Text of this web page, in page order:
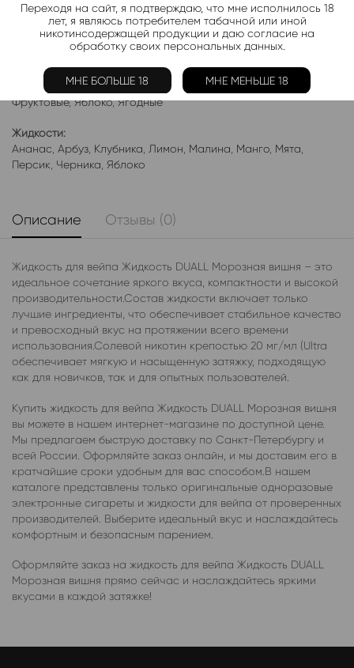
Добавить в избранное
Категории:
Жидкость DUAL SALT EXTRA
Электронки:
Ананас,Арбуз,Бабл-Гам,Банан,Виноград,Вишня,Гранат
Клубника ,Лимон, Манго , Мороженое,Мята,Персик
Фруктовые,Яблоко,Ягодные
Жидкости:
Ананас Арбуз Клубника Лимон Малина Манго Мята
Персик Черника Яблоко
Описание Отзывы (0)
Жидкость для вейпа Жидкость DUALL Морозная вишня – это
идеальное сочетание яркого вкуса, компактности и высокой
производительности.Состав жидкости включает только
лучшие ингредиенты, что обеспечивает стабильное качество
и превосходный вкус на протяжении всего времени
использования.Солевой никотин крепостью 20 мг/мл (Ultra
обеспечивает мягкую и насыщенную затяжку, подходящую
как для новичков, так и для опытных пользователей.
Купить жидкость для вейпа Жидкость DUALL Морозная вишня
вы можете в нашем интернет-магазине по доступной цене.
Мы предлагаем быструю доставку по Санкт-Петербургу и
всей России. Оформляйте заказ онлайн, и мы доставим его в
кратчайшие сроки удобным для вас способом.В нашем
каталоге представлены только оригинальные одноразовые
электронные сигареты и жидкости для вейпа от проверенных
производителей. Выберите идеальный вкус и наслаждайтесь
комфортным и безопасным парением.
Оформляйте заказ на жидкость для вейпа Жидкость DUALL
Морозная вишня прямо сейчас и наслаждайтесь яркими
вкусами в каждой затяжке!
Переходя на сайт, я подтверждаю, что мне исполнилось 18
лет, я являюсь потребителем табачной или иной
никотинсодержащей продукции и даю согласие на
обработку своих персональных данных.
МНЕ БОЛЬШЕ 18 МНЕ МЕНЬШЕ 18